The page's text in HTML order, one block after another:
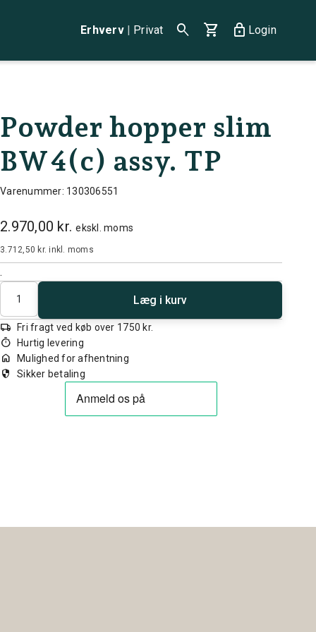
Erhverv | Privat search shopping_cart lock Login
Powder hopper slim
BW4(c) assy. TP
Varenummer: 130306551
2.970,00 kr.ekskl. moms
3.712,50 kr.inkl. moms
.
Antal
Læg i kurv
local_shipping Fri fragt ved køb over 1750 kr.
timer Hurtig levering
home Mulighed for afhentning
security Sikker betaling